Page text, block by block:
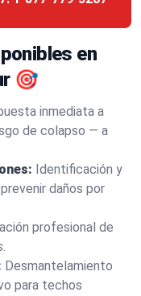
en
🎯
inmediata a
de colapso — a
Identificación y
daños por
profesional de
Desmantelamiento
para techos